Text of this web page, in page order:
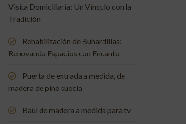
Visita Domiciliaria: Un Vínculo con la
Tradición
Rehabilitación de Buhardillas:
Renovando Espacios con Encanto
Puerta de entrada a medida, de
madera de pino suecia
Baúl de madera a medida para tv